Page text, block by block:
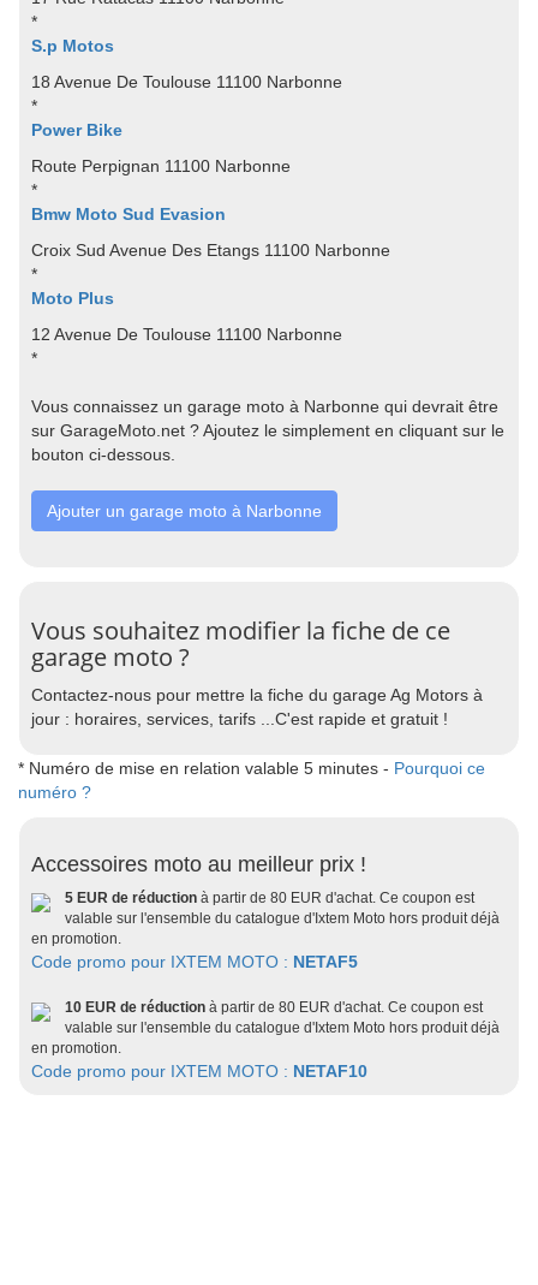
*
S.p Motos
18 Avenue De Toulouse 11100 Narbonne
*
Power Bike
Route Perpignan 11100 Narbonne
*
Bmw Moto Sud Evasion
Croix Sud Avenue Des Etangs 11100 Narbonne
*
Moto Plus
12 Avenue De Toulouse 11100 Narbonne
*
Vous connaissez un garage moto à Narbonne qui devrait être
sur GarageMoto.net ? Ajoutez le simplement en cliquant sur le
bouton ci-dessous.
Ajouter un garage moto à Narbonne
Vous souhaitez modifier la fiche de ce
garage moto ?
Contactez-nous pour mettre la fiche du garage Ag Motors à
jour : horaires, services, tarifs ...C'est rapide et gratuit !
* Numéro de mise en relation valable 5 minutes - Pourquoi ce
numéro ?
Accessoires moto au meilleur prix !
5 EUR de réduction à partir de 80 EUR d'achat. Ce coupon est
valable sur l'ensemble du catalogue d'Ixtem Moto hors produit déjà
en promotion.
Code promo pour IXTEM MOTO : NETAF5
10 EUR de réduction à partir de 80 EUR d'achat. Ce coupon est
valable sur l'ensemble du catalogue d'Ixtem Moto hors produit déjà
en promotion.
Code promo pour IXTEM MOTO : NETAF10